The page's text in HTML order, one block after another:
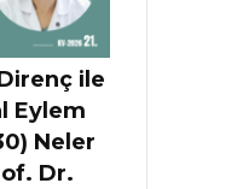
ile
Eylem
Neler
Dr.